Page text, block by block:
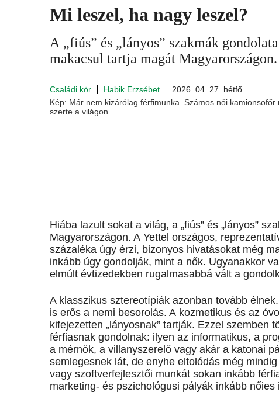
Mi leszel, ha nagy leszel?
A „fiús” és „lányos” szakmák
makacsul tartja magát Magyarországon.
Családi kör Habik Erzsébet
2026. 04. 27. hétfő
Kép: Már nem kizárólag férfimunka. Számos női kamionsofőr
szerte a világon
Hiába lazult sokat a világ, a „fiús” és „lányos”
Magyarországon. A Yettel országos,
százaléka úgy érzi, bizonyos hivatásokat még
inkább úgy gondolják, mint a nők. Ugyanakkor
elmúlt évtizedekben rugalmasabbá vált a
A klasszikus sztereotípiák azonban tovább
is erős a nemi besorolás. A kozmetikus és az
kifejezetten „lányosnak” tartják. Ezzel szemben
férfiasnak gondolnak: ilyen az informatikus, a
a mérnök, a villanyszerelő vagy akár a katonai
semlegesnek lát, de enyhe eltolódás még
vagy szoftverfejlesztői munkát sokan inkább
marketing- és pszichológusi pályák inkább nőies